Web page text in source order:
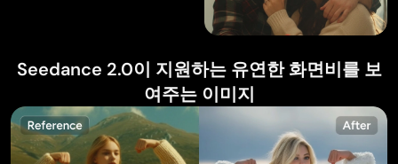
Seedance 2.0이 지원하는 유연한 화면비를 보
여주는 이미지